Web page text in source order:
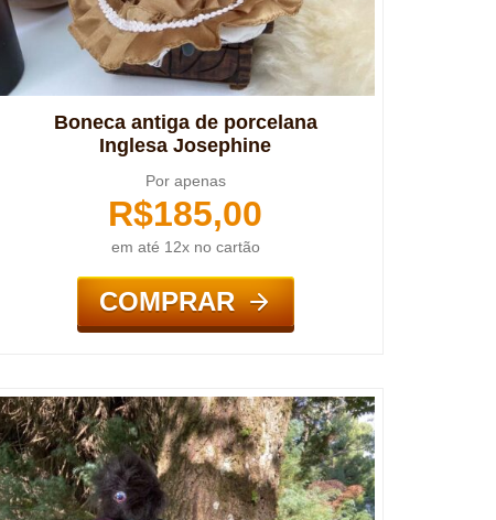
Boneca antiga de porcelana
Inglesa Josephine
Por apenas
R$185,00
em até 12x no cartão
COMPRAR